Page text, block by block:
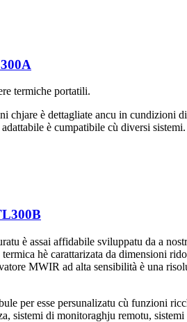
termiche portatili.
è dettagliate ancu in cundizioni
è cumpatibile cù diversi
è assai affidabile sviluppatu da a
hè carattarizata da dimensioni
MWIR ad alta sensibilità è una
per esse persunalizatu cù funzioni
di monitoraghju remotu,